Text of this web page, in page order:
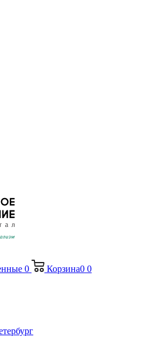
0 Корзина0 0